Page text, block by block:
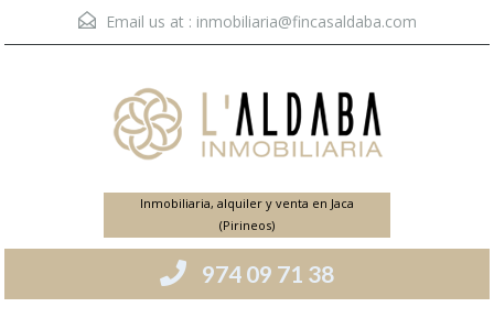
Email us at : inmobiliaria@fincasaldaba.com
Inmobiliaria, alquiler y venta en Jaca
(Pirineos)
974 09 71 38